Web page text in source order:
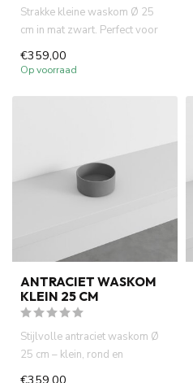
Strakke kleine waskom Ø 25
cm in mat zwart. Perfect voor
fontein toiletten of kl...
€359,00
Op voorraad
ANTRACIET WASKOM
KLEIN 25 CM
Stijlvolle antraciet waskom Ø
25 cm – klein, rond en
ruimtebesparend. Perfect vo...